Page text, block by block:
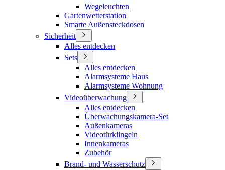
Wegeleuchten
Gartenwetterstation
Smarte Außensteckdosen
Sicherheit
Alles entdecken
Sets
Alles entdecken
Alarmsysteme Haus
Alarmsysteme Wohnung
Videoüberwachung
Alles entdecken
Überwachungskamera-Set
Außenkameras
Videotürklingeln
Innenkameras
Zubehör
Brand- und Wasserschutz